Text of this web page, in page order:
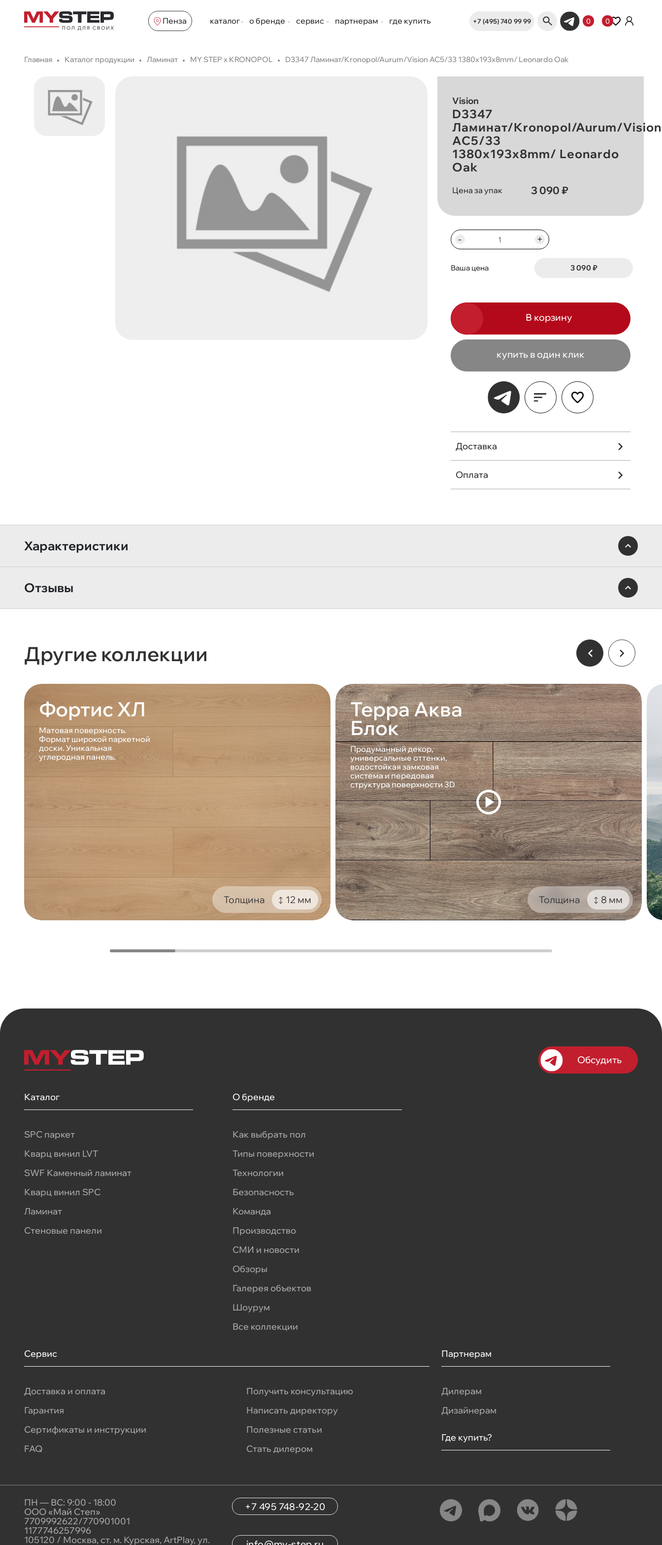
Пенза каталог о бренде сервис партнерам где купить +7 (495) 740 99 99 0 0
Главная Каталог продукции Ламинат MY STEP x KRONOPOL D3347 Ламинат/Kronopol/Aurum/Vision AC5/33 1380х193х8mm/ Leonardo Oak
Vision
D3347
Ламинат/Kronopol/Aurum/Vision
AC5/33
1380х193х8mm/ Leonardo
Oak
Цена за упак 3 090 ₽
- +
Ваша цена 3 090 ₽
В корзину
купить в один клик
Доставка
Оплата
Характеристики
Отзывы
Другие коллекции
Фортис ХЛ
Матовая поверхность.
Формат широкой паркетной
доски. Уникальная
углеродная панель.
Толщина 12 мм
Терра Аква
Блок
Продуманный декор,
универсальные оттенки,
водостойкая замковая
система и передовая
структура поверхности 3D
Толщина 8 мм
Обсудить
Каталог
SPC паркет
Кварц винил LVT
SWF Каменный ламинат
Кварц винил SPC
Ламинат
Стеновые панели
О бренде
Как выбрать пол
Типы поверхности
Технологии
Безопасность
Команда
Производство
СМИ и новости
Обзоры
Галерея объектов
Шоурум
Все коллекции
Сервис
Доставка и оплата
Гарантия
Сертификаты и инструкции
FAQ
Получить консультацию
Написать директору
Полезные статьи
Стать дилером
Партнерам
Дилерам
Дизайнерам
Где купить?
ПН — ВС: 9:00 - 18:00
ООО «Май Степ»
7709992622/770901001
1177746257996
105120 / Москва, ст. м. Курская, ArtPlay, ул.
+7 495 748-92-20